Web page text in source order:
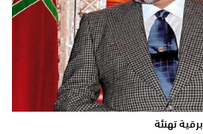
برقية تهنئة